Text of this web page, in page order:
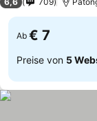
Ab € 7
Preise von 5